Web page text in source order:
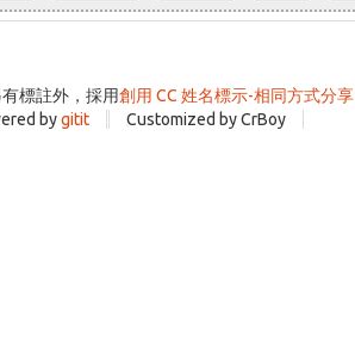
標註外，採用創用 CC 姓名標示-相同方式分
bygitit Customized by CrBoy